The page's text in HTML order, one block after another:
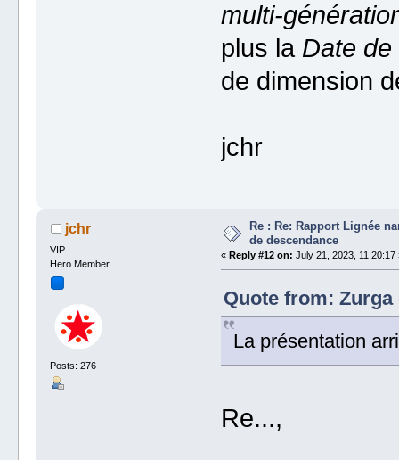
multi-
plus la Date
de dimension
jchr
jchr
VIP
Hero Member
Posts: 276
Re : Re: Rapport Lignée
de descendance
« Reply #12 on: July 21, 2023, 11:20:17
Quote from: Zurga
La présentation
Re...,